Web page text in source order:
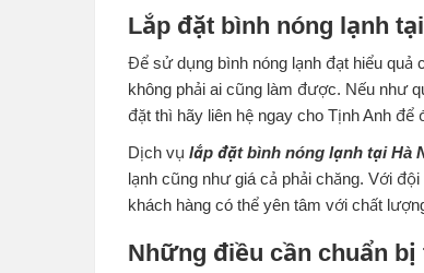
Lắp đặt bình nóng lạnh
Để sử dụng bình nóng lạnh đạt hiểu quả
không phải ai cũng làm được. Nếu như
đặt thì hãy liên hệ ngay cho Tịnh Anh
Dịch vụ lắp đặt bình nóng lạnh tại Hà
lạnh cũng như giá cả phải chăng. Với
khách hàng có thể yên tâm với chất
Những điều cần chuẩn